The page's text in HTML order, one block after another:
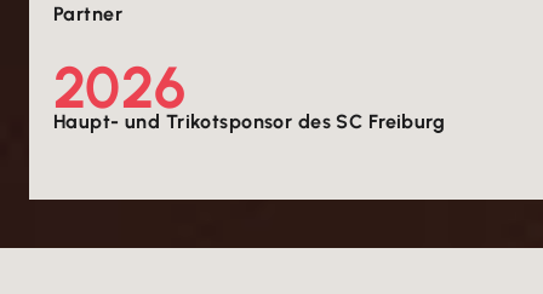
Partner
2026
Haupt- und Trikotsponsor des SC Freiburg